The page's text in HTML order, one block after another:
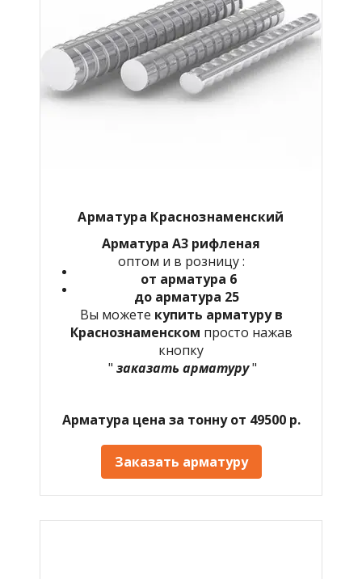
Арматура Краснознаменский
Арматура А3 рифленая
оптом и в розницу :
от арматура 6
до арматура 25
Вы можете купить арматуру в
Краснознаменском просто нажав
кнопку
" заказать арматуру"
Арматура цена за тонну от 49500 р.
Заказать арматуру